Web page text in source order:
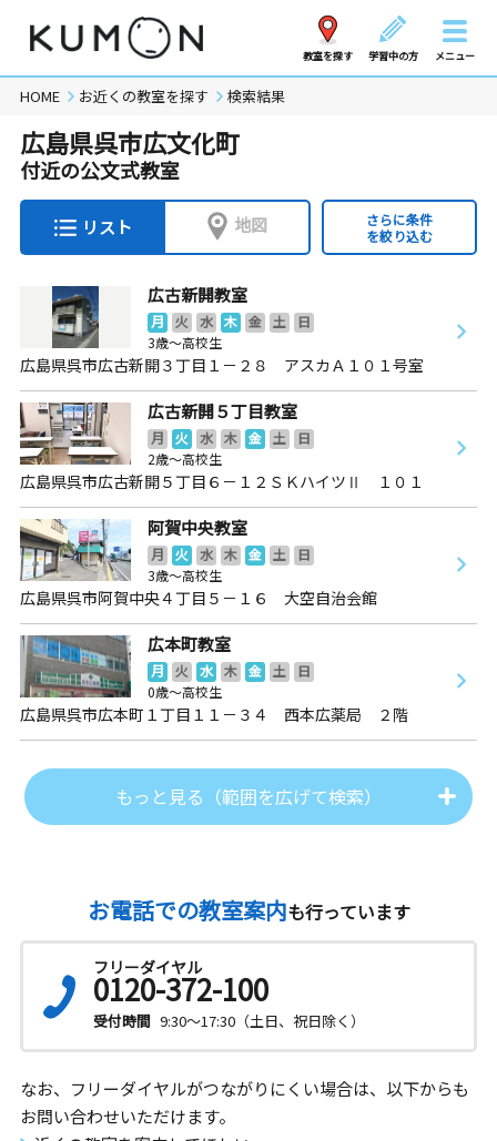
教室を探す 学習中の方 メニュー
HOME お近くの教室を探す 検索結果
広島県呉市広文化町
付近の公文式教室
リスト 地図
さらに条件
を絞り込む
広古新開教室
月 火 水 木 金 土
日
3歳～高校生
広島県呉市広古新開３丁目１－２８ アスカＡ１０１号室
広古新開５丁目教室
月 火 水 木 金 土
日
2歳～高校生
広島県呉市広古新開５丁目６－１２ＳＫハイツⅡ １０１
阿賀中央教室
月 火 水 木 金 土
日
3歳～高校生
広島県呉市阿賀中央４丁目５－１６ 大空自治会館
広本町教室
月 火 水 木 金 土
日
0歳～高校生
広島県呉市広本町１丁目１１－３４ 西本広薬局 ２階
もっと見る（範囲を広げて検索）
お電話での教室案内も行っています
フリーダイヤル
0120-372-100
受付時間 9:30～17:30（土日、祝日除く）
なお、フリーダイヤルがつながりにくい場合は、以下からも
お問い合わせいただけます。